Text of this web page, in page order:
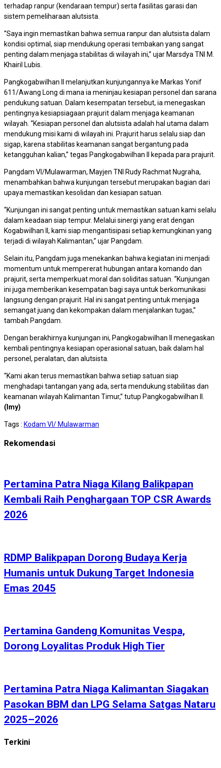
terhadap ranpur (kendaraan tempur) serta fasilitas garasi dan
sistem pemeliharaan alutsista.
“Saya ingin memastikan bahwa semua ranpur dan alutsista dalam
kondisi optimal, siap mendukung operasi tembakan yang sangat
penting dalam menjaga stabilitas di wilayah ini,” ujar Marsdya TNI M.
Khairil Lubis.
Pangkogabwilhan II melanjutkan kunjungannya ke Markas Yonif
611/Awang Long di mana ia meninjau kesiapan personel dan sarana
pendukung satuan. Dalam kesempatan tersebut, ia menegaskan
pentingnya kesiapsiagaan prajurit dalam menjaga keamanan
wilayah. “Kesiapan personel dan alutsista adalah hal utama dalam
mendukung misi kami di wilayah ini. Prajurit harus selalu siap dan
sigap, karena stabilitas keamanan sangat bergantung pada
ketangguhan kalian,” tegas Pangkogabwilhan II kepada para prajurit.
Pangdam VI/Mulawarman, Mayjen TNI Rudy Rachmat Nugraha,
menambahkan bahwa kunjungan tersebut merupakan bagian dari
upaya memastikan kesolidan dan kesiapan satuan.
“Kunjungan ini sangat penting untuk memastikan satuan kami selalu
dalam keadaan siap tempur. Melalui sinergi yang erat dengan
Kogabwilhan II, kami siap mengantisipasi setiap kemungkinan yang
terjadi di wilayah Kalimantan,” ujar Pangdam.
Selain itu, Pangdam juga menekankan bahwa kegiatan ini menjadi
momentum untuk mempererat hubungan antara komando dan
prajurit, serta memperkuat moral dan soliditas satuan. “Kunjungan
ini juga memberikan kesempatan bagi saya untuk berkomunikasi
langsung dengan prajurit. Hal ini sangat penting untuk menjaga
semangat juang dan kekompakan dalam menjalankan tugas,”
tambah Pangdam.
Dengan berakhirnya kunjungan ini, Pangkogabwilhan II menegaskan
kembali pentingnya kesiapan operasional satuan, baik dalam hal
personel, peralatan, dan alutsista.
“Kami akan terus memastikan bahwa setiap satuan siap
menghadapi tantangan yang ada, serta mendukung stabilitas dan
keamanan wilayah Kalimantan Timur,” tutup Pangkogabwilhan II.
(Imy)
Tags : Kodam VI/ Mulawarman
Rekomendasi
Pertamina Patra Niaga Kilang Balikpapan
Kembali Raih Penghargaan TOP CSR Awards
2026
RDMP Balikpapan Dorong Budaya Kerja
Humanis untuk Dukung Target Indonesia
Emas 2045
Pertamina Gandeng Komunitas Vespa,
Dorong Loyalitas Produk High Tier
Pertamina Patra Niaga Kalimantan Siagakan
Pasokan BBM dan LPG Selama Satgas Nataru
2025–2026
Terkini